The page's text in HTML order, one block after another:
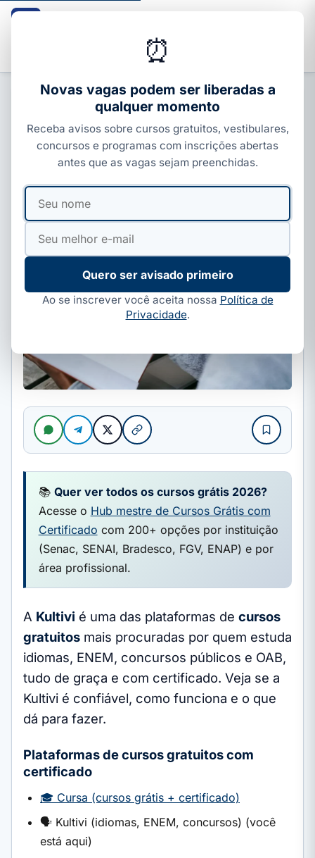
CURSOS COM CERTIFICADO
Kultivi É Confiável? Cursos
Gratuitos com Certificado
(Idiomas, ENEM, Concursos e OAB)
PorRedação Guia dos Cursos
📚 Quer ver todos os cursos grátis 2026?
Acesse o Hub mestre de Cursos Grátis com
Certificado com 200+ opções por instituição
(Senac, SENAI, Bradesco, FGV, ENAP) e por
área profissional.
A Kultivi é uma das plataformas de cursos
gratuitos mais procuradas por quem estuda
idiomas, ENEM, concursos públicos e OAB,
tudo de graça e com certificado. Veja se a
Kultivi é confiável, como funciona e o que
dá para fazer.
Plataformas de cursos gratuitos com
certificado
🎓 Cursa (cursos grátis + certificado)
🗣️ Kultivi (idiomas, ENEM, concursos) (você
está aqui)
⏰
Novas vagas podem ser liberadas a
qualquer momento
Receba avisos sobre cursos gratuitos, vestibulares,
concursos e programas com inscrições abertas
antes que as vagas sejam preenchidas.
Seu
nome
Seu
mail
Quero ser avisado primeiro
Ao se inscrever você aceita nossa Política de
Privacidade.